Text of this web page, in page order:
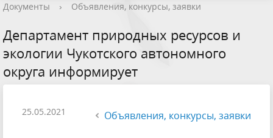
Документы › Объявления, конкурсы, заявки
Департамент природных ресурсов и
экологии Чукотского автономного
округа информирует
25.05.2021 Объявления, конкурсы, заявки